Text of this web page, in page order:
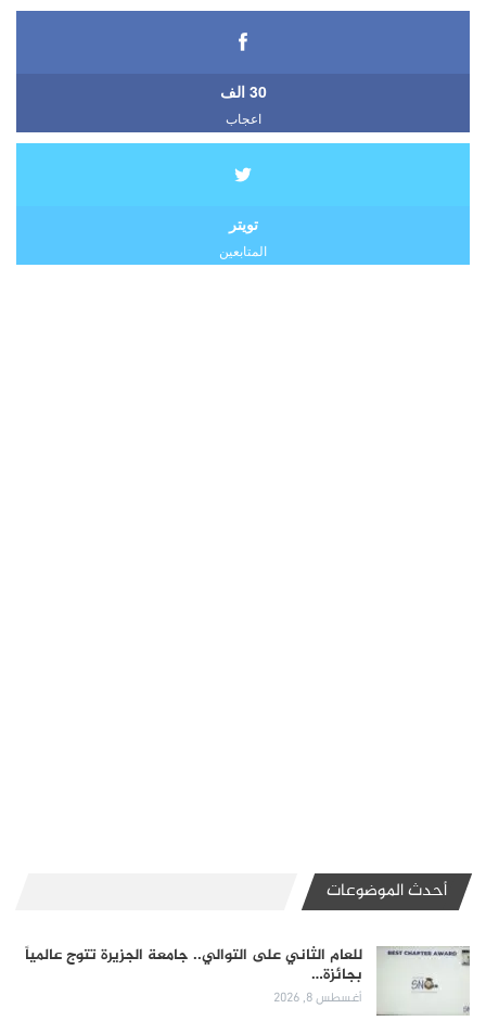
30 الف
اعجاب
تويتر
المتابعين
أحدث الموضوعات
للعام الثاني على التوالي.. جامعة الجزيرة تتوج عالمياً
بجائزة…
أغسطس 8, 2026